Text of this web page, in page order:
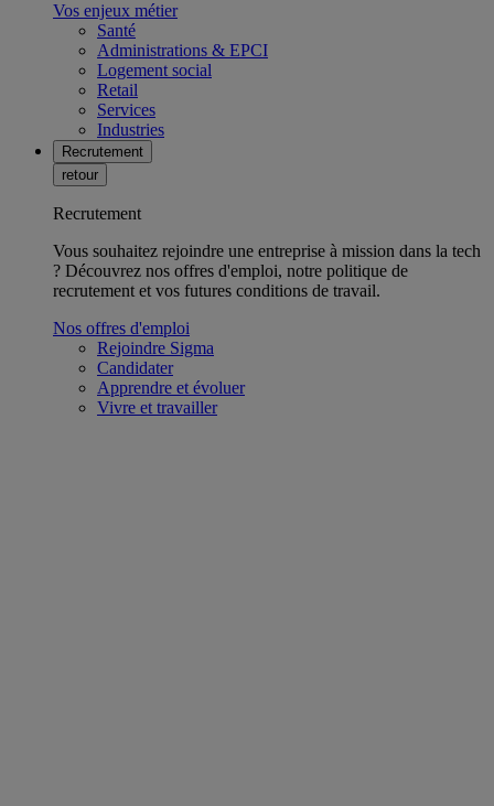
Vos enjeux métier
Santé
Administrations & EPCI
Logement social
Retail
Services
Industries
Recrutement
retour
Recrutement
Vous souhaitez rejoindre une entreprise à mission dans la tech
? Découvrez nos offres d'emploi, notre politique de
recrutement et vos futures conditions de travail.
Nos offres d'emploi
Rejoindre Sigma
Candidater
Apprendre et évoluer
Vivre et travailler